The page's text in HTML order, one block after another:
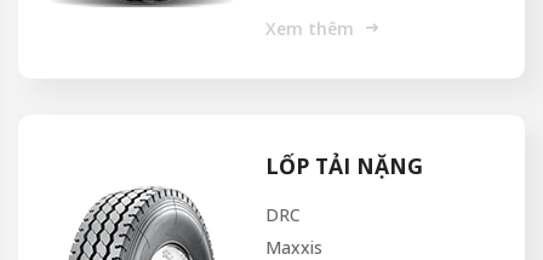
Xem thêm
LỐP TẢI NẶNG
DRC
Maxxis